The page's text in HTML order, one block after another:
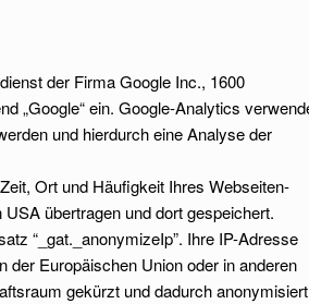
der Firma Google Inc., 1600
„Google“ ein. Google-Analytics
und hierdurch eine Analyse der
Ort und Häufigkeit Ihres Webseiten-
übertragen und dort gespeichert.
“_gat._anonymizeIp”. Ihre IP-Adresse
der Europäischen Union oder in anderen
gekürzt und dadurch